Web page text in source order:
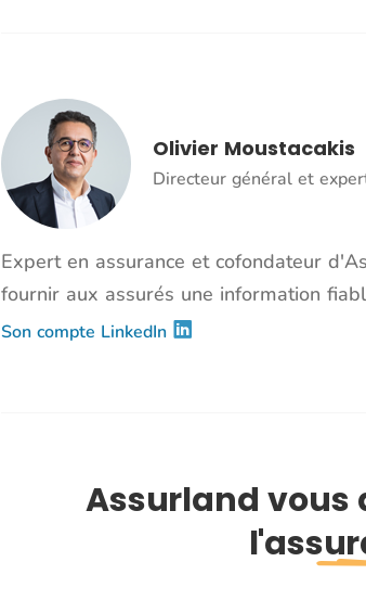
Olivier Moustacakis
Directeur général et
Expert en assurance et cofondateur
fournir aux assurés une information
Son compte LinkedIn
Assurland vous